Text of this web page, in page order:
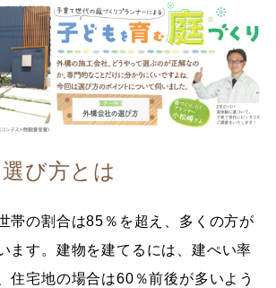
び方とは
帯の割合は85％を超え、多くの方が
ます。建物を建てるには、建ぺい率
住宅地の場合は60％前後が多いよう